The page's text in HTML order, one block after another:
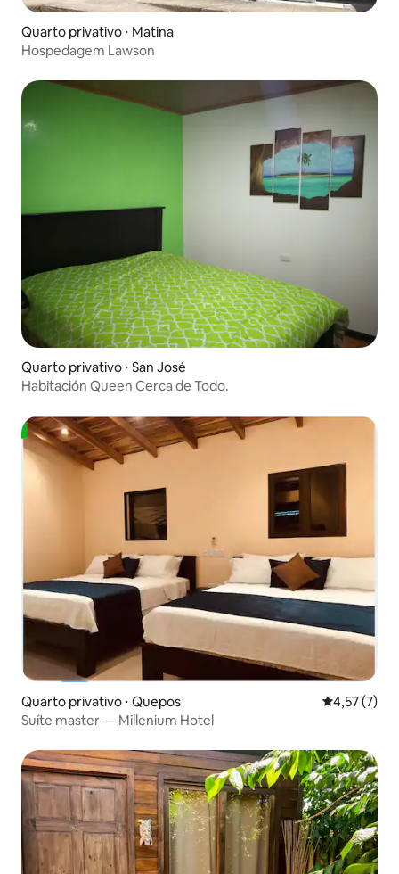
Quarto privativo ⋅ Matina
Hospedagem Lawson
Quarto privativo ⋅ San José
Habitación Queen Cerca de Todo.
Quarto privativo ⋅ Quepos 4,57 de
4,57 (7)
Suíte master — Millenium Hotel